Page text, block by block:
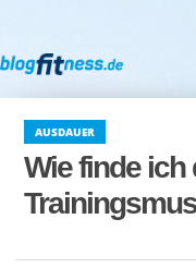
AUSDAUER
Wie finde ich